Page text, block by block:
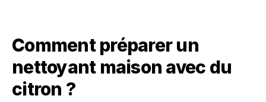
Comment préparer un
nettoyant maison avec du
citron ?